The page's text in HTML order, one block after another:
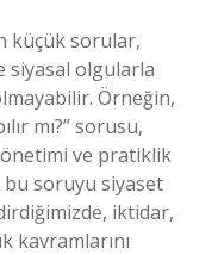
küçük sorular,
siyasal olgularla
Örneğin,
mı?” sorusu,
ve pratiklik
bu soruyu siyaset
iktidar,
kavramlarını